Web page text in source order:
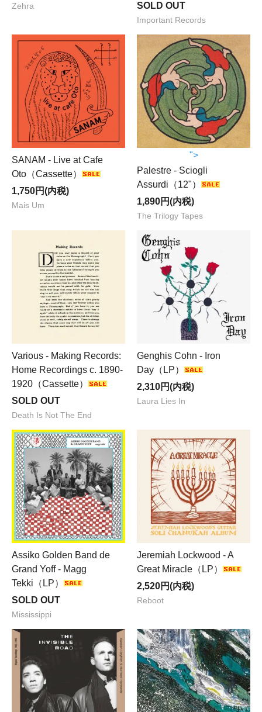
Zehra SOLD OUT
Important Records
SANAM - Live at Cafe
Oto（Cassette）
1,750円(内税)
Mais Um
">
Palestre - Sciogli
Assurdi（12"）
1,890円(内税)
The Trilogy Tapes
Various - Making Records:
Home Recordings c. 1890-
1920（Cassette）
SOLD OUT
Death Is Not The End
Genghis Cohn - Iron
Day（LP）
2,310円(内税)
Laura Lies In
Assiko Golden Band de
Grand Yoff - Magg
Tekki（LP）
SOLD OUT
Mississippi
Jeremiah Lockwood - A
Great Miracle（LP）
2,520円(内税)
Reboot